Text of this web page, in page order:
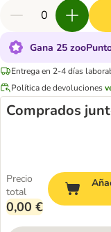
Gana 25
Entrega en 2-4 días
Política de devoluciones
Comprados
Precio
total
0,00 €